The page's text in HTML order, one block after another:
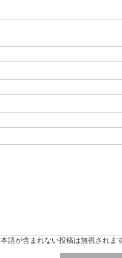
本語が含まれない投稿は無視されま